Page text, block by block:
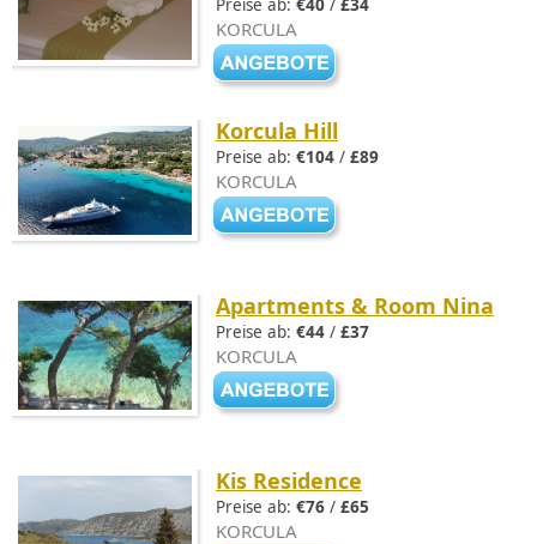
Preise ab: €40 / £34
KORCULA
Korcula Hill
Preise ab: €104 / £89
KORCULA
Apartments & Room Nina
Preise ab: €44 / £37
KORCULA
Kis Residence
Preise ab: €76 / £65
KORCULA